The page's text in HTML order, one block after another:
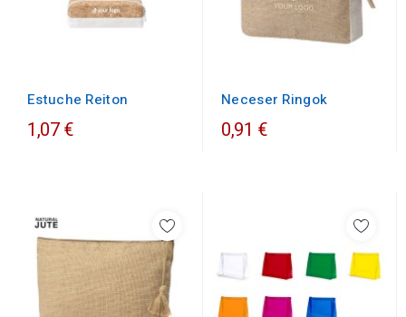
Estuche Reiton
1,07 €
Neceser Ringok
0,91 €